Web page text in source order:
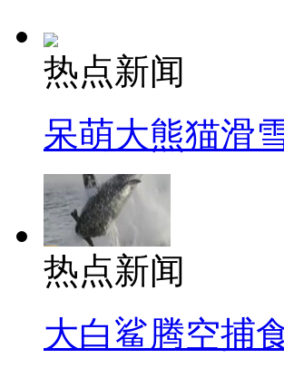
热点新闻
呆萌大熊猫滑
热点新闻
大白鲨腾空捕